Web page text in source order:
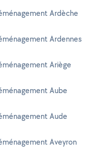
Ardèche
Ardennes
Ariège
Aube
Aude
Aveyron